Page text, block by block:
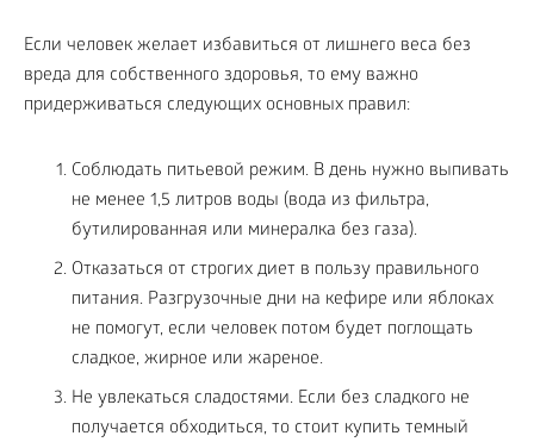
Если человек желает избавиться от лишнего веса без
вреда для собственного здоровья, то ему важно
придерживаться следующих основных правил:
Соблюдать питьевой режим. В день нужно выпивать
не менее 1,5 литров воды (вода из фильтра,
бутилированная или минералка без газа).
Отказаться от строгих диет в пользу правильного
питания. Разгрузочные дни на кефире или яблоках
не помогут, если человек потом будет поглощать
сладкое, жирное или жареное.
Не увлекаться сладостями. Если без сладкого не
получается обходиться, то стоит купить темный